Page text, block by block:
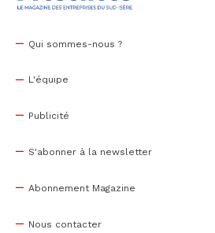
Qui sommes-nous ?
L'équipe
Publicité
S'abonner à la newsletter
Abonnement Magazine
Nous contacter